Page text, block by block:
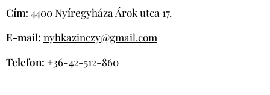
Cím: 4400 Nyíregyháza Árok utca 17.
E-mail: nyhkazinczy@gmail.com
Telefon: +36-42-512-860